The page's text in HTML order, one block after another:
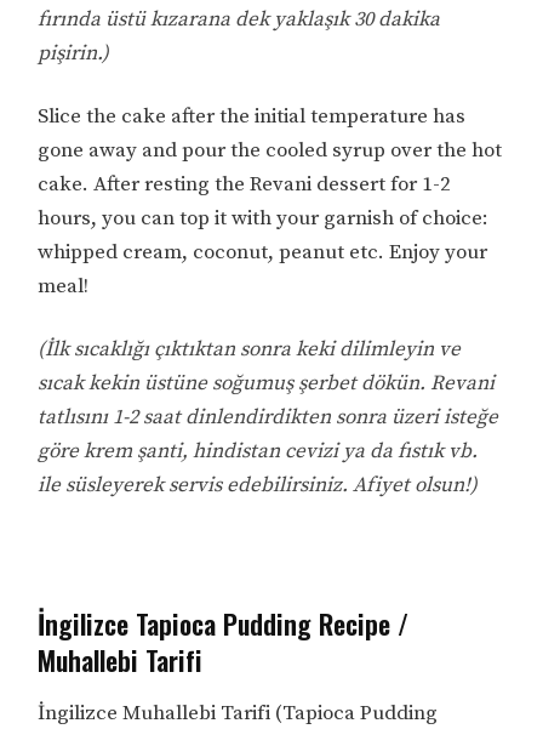
fırında üstü kızarana dek yaklaşık 30 dakika
pişirin.)
Slice the cake after the initial temperature has
gone away and pour the cooled syrup over the hot
cake. After resting the Revani dessert for 1-2
hours, you can top it with your garnish of choice:
whipped cream, coconut, peanut etc. Enjoy your
meal!
(İlk sıcaklığı çıktıktan sonra keki dilimleyin ve
sıcak kekin üstüne soğumuş şerbet dökün. Revani
tatlısını 1-2 saat dinlendirdikten sonra üzeri isteğe
göre krem şanti, hindistan cevizi ya da fıstık vb.
ile süsleyerek servis edebilirsiniz. Afiyet olsun!)
İngilizce Tapioca Pudding Recipe /
Muhallebi Tarifi
İngilizce Muhallebi Tarifi (Tapioca Pudding